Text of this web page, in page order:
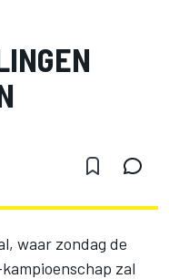
waar zondag de
zal